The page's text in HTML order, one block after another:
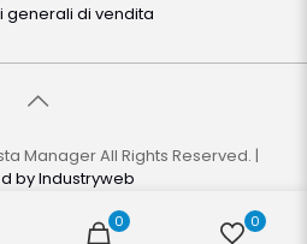
generali di vendita
Manager All Rights Reserved. |
byIndustryweb
0 0